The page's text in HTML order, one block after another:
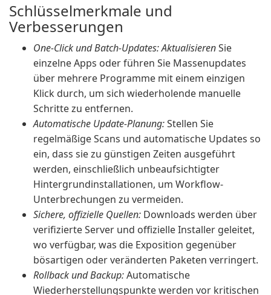
Schlüsselmerkmale und
Verbesserungen
One-Click und Batch-Updates: AktualisierenSie
einzelne Apps oder führen Sie Massenupdates
über mehrere Programme mit einem einzigen
Klick durch, um sich wiederholende manuelle
Schritte zu entfernen.
Automatische Update-Planung:Stellen Sie
regelmäßige Scans und automatische Updates so
ein, dass sie zu günstigen Zeiten ausgeführt
werden, einschließlich unbeaufsichtigter
Hintergrundinstallationen, um Workflow-
Unterbrechungen zu vermeiden.
Sichere, offizielle Quellen: Downloads werden über
verifizierte Server und offizielle Installer geleitet,
wo verfügbar, was die Exposition gegenüber
bösartigen oder veränderten Paketen verringert.
Rollback und Backup:Automatische
Wiederherstellungspunkte werden vor kritischen